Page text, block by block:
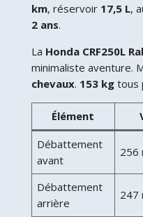
km, réservoir 17,5 L,
2 ans.
La Honda CRF250L
minimaliste aventure.
chevaux. 153 kgtous
Élément
Débattement
avant
256
Débattement
arrière
247